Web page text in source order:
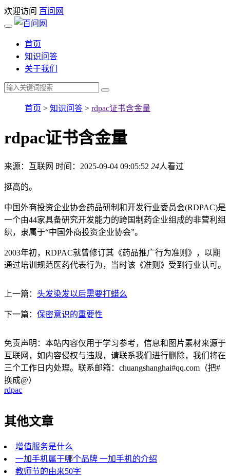
欢迎访问 百问网
首页
知识问答
关于我们
首页 > 知识问答 > rdpac证书含金量
rdpac证书含金量
来源：互联网 时间：2025-09-04 09:05:52 24人看过
挺高的。
中国外商投资企业协会药品研制和开发行业委员会(RDPAC)是
一个由44家具备研究开发能力的跨国制药企业组成的非营利组
织，隶属于“中国外商投资企业协会”。
2003年初，RDPAC就曾修订其《药品推广行为准则》，以期
通过培训规范医药代表行为，当时该《准则》受到行业认可。
上一篇： 头发染发以后需要打蜡么
下一篇： 保密意识的重要性
免责声明：本站内容仅用于学习参考，信息和图片素材来源于
互联网，如内容侵权与违规，请联系我们进行删除，我们将在
三个工作日内处理。联系邮箱：chuangshanghai#qq.com（把#
换成@）
rdpac
其他文章
增值服务是什么
一加手机属于哪个品牌 一加手机的介绍
教师节的由来50字